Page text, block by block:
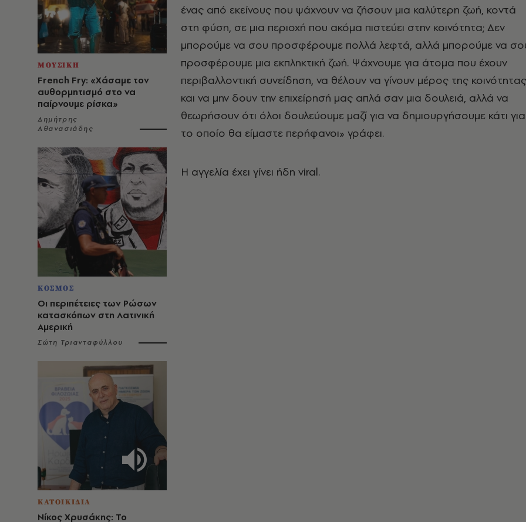
ΜΟΥΣΙΚΗ
French Fry: «Χάσαμε τον
αυθορμητισμό στο να
παίρνουμε ρίσκα»
Δημήτρης
Αθανασιάδης
ΚΟΣΜΟΣ
Οι περιπέτειες των Ρώσων
κατασκόπων στη Λατινική
Αμερική
Σώτη Τριανταφύλλου
ΚΑΤΟΙΚΙΔΙΑ
Νίκος Χρυσάκης: Το
ένας από εκείνους που ψάχνουν να ζήσουν μια καλύτερη ζωή, κοντά
στη φύση, σε μια περιοχή που ακόμα πιστεύει στην κοινότητα; Δεν
μπορούμε να σου προσφέρουμε πολλά λεφτά, αλλά μπορούμε να
προσφέρουμε μια εκπληκτική ζωή. Ψάχνουμε για άτομα που έχουν
περιβαλλοντική συνείδηση, να θέλουν να γίνουν μέρος της κοινότητας
και να μην δουν την επιχείρησή μας απλά σαν μια δουλειά, αλλά να
θεωρήσουν ότι όλοι δουλεύουμε μαζί για να δημιουργήσουμε κάτι για
το οποίο θα είμαστε περήφανοι» γράφει.
H αγγελία έχει γίνει ήδη viral.